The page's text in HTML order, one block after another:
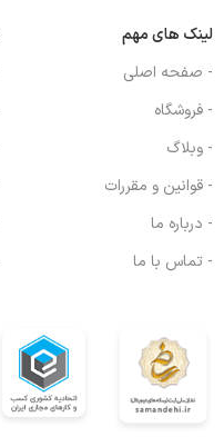
لینک های مهم
- صفحه اصلی
- فروشگاه
- وبلاگ
- قوانین و مقررات
- درباره ما
- تماس با ما